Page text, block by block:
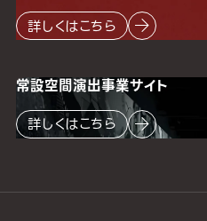
詳しくはこちら
常設空間演出事業サイト
詳しくはこちら